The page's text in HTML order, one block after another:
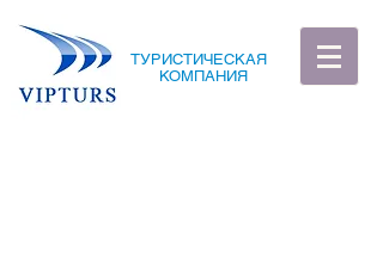
ТУРИСТИЧЕСКАЯ
КОМПАНИЯ